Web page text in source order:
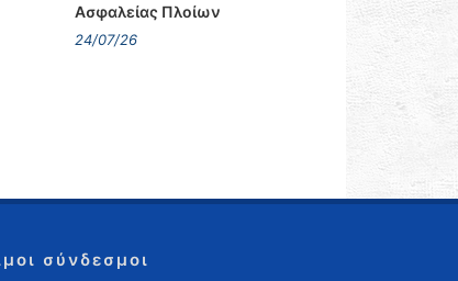
Ασφαλείας Πλοίων
24/07/26
σύνδεσμοι